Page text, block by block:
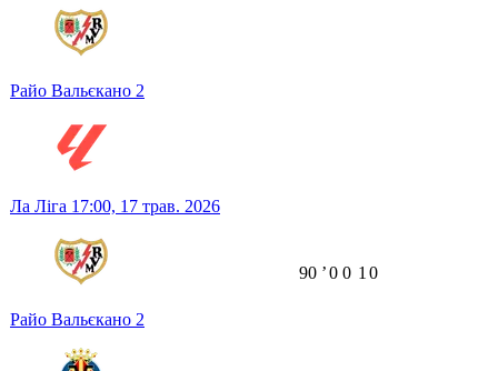
Райо Вальєкано 2
Ла Ліга 17:00, 17 трав. 2026
Райо Вальєкано 2
90 ʼ0 0 1 0